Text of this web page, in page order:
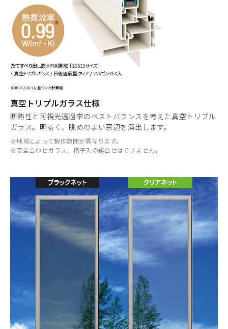
真空トリプルガラス仕様
断熱性と可視光透過率のベストバランスを考えた真空トリプル
ガラス。明るく、眺めのよい窓辺を演出します。
※地域によって製作範囲が異なります。
※安全合わせガラス、格子入の組合せはできません。